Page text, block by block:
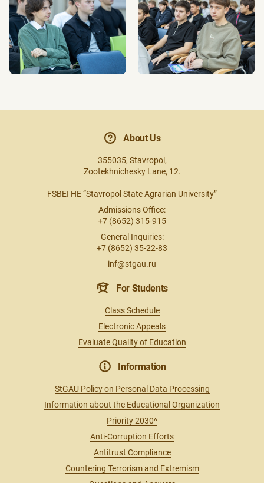
About Us
355035, Stavropol,
Zootekhnichesky Lane, 12.
FSBEI HE “Stavropol State Agrarian University”
Admissions Office:
+7 (8652) 315-915
General Inquiries:
+7 (8652) 35-22-83
inf@stgau.ru
For Students
Class Schedule
Electronic Appeals
Evaluate Quality of Education
Information
StGAU Policy on Personal Data Processing
Information about the Educational Organization
Priority 2030^
Anti-Corruption Efforts
Antitrust Compliance
Countering Terrorism and Extremism